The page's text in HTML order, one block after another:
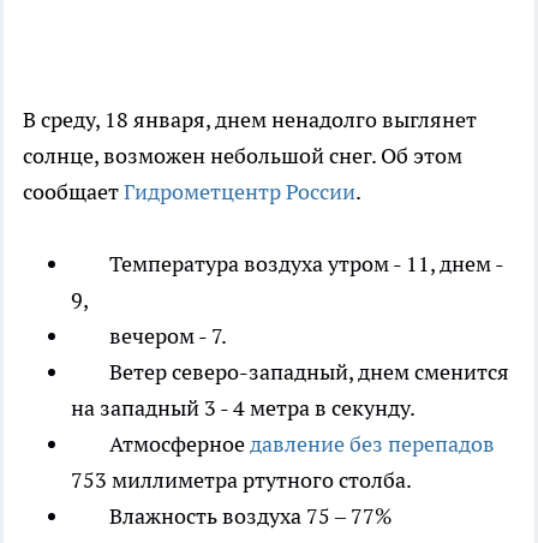
В среду, 18 января, днем ненадолго выглянет
солнце, возможен небольшой снег. Об этом
сообщаетГидрометцентр России.
Температура воздуха утром - 11, днем -
9,
вечером - 7.
Ветер северо-западный, днем сменится
на западный 3 - 4 метра в секунду.
Атмосферноедавление без перепадов
753 миллиметра ртутного столба.
Влажность воздуха 75 – 77%